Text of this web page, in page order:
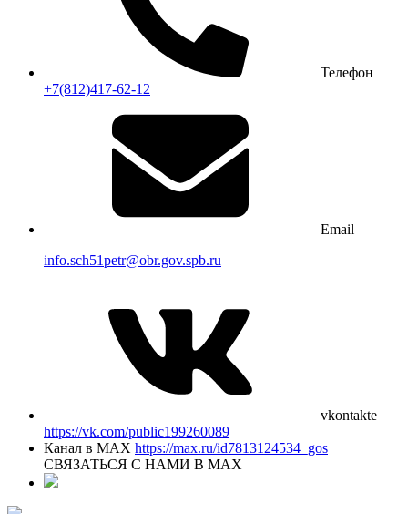
Телефон
+7(812)417-62-12
Email
info.sch51petr@obr.gov.spb.ru
vkontakte
https://vk.com/public199260089
Канал в MAX https://max.ru/id7813124534_gos
СВЯЗАТЬСЯ С НАМИ В МАХ